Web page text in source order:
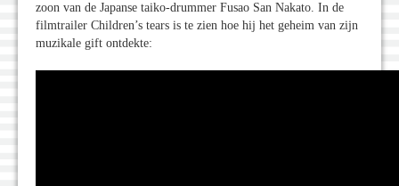
zoon van de Japanse taiko-drummer Fusao San Nakato. In de
filmtrailer Children’s tears is te zien hoe hij het geheim van zijn
muzikale gift ontdekte: